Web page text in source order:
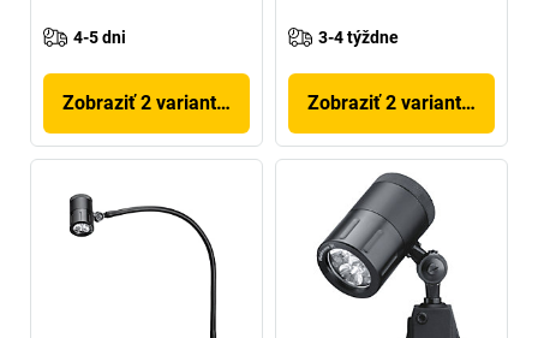
4-5 dni
Zobraziť 2 variantov
3-4 týždne
Zobraziť 2 variantov